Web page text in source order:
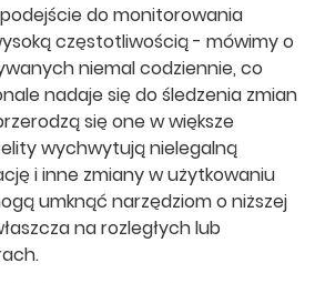
do monitorowania
częstotliwością - mówimy o
niemal codziennie, co
nadaje się do śledzenia zmian
się one w większe
wychwytują nielegalną
i inne zmiany w użytkowaniu
umknąć narzędziom o niższej
na rozległych lub